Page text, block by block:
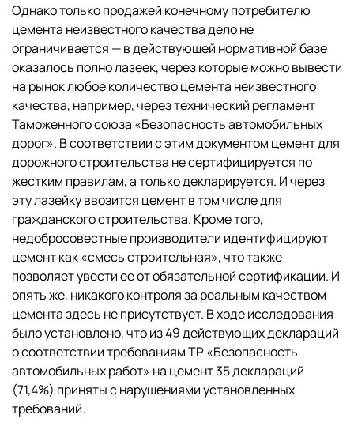
Однако только продажей конечному потребителю
цемента неизвестного качества дело не
ограничивается — в действующей нормативной базе
оказалось полно лазеек, через которые можно вывести
на рынок любое количество цемента неизвестного
качества, например, через технический регламент
Таможенного союза «Безопасность автомобильных
дорог». В соответствии с этим документом цемент для
дорожного строительства не сертифицируется по
жестким правилам, а только декларируется. И через
эту лазейку ввозится цемент в том числе для
гражданского строительства. Кроме того,
недобросовестные производители идентифицируют
цемент как «смесь строительная», что также
позволяет увести ее от обязательной сертификации. И
опять же, никакого контроля за реальным качеством
цемента здесь не присутствует. В ходе исследования
было установлено, что из 49 действующих деклараций
о соответствии требованиям ТР «Безопасность
автомобильных работ» на цемент 35 деклараций
(71,4%) приняты с нарушениями установленных
требований.